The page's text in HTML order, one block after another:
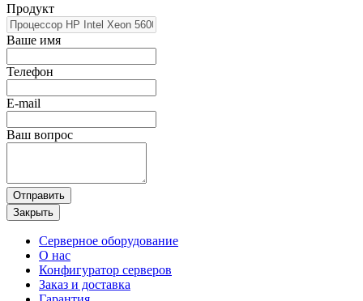
Продукт
Ваше имя
Телефон
E-mail
Ваш вопрос
Отправить
Закрыть
Серверное оборудование
О нас
Конфигуратор серверов
Заказ и доставка